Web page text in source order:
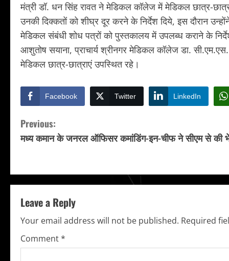
मंत्री डॉ. धन सिंह रावत ने मेडिकल कॉलेज में मेडिकल छात्र-
उनकी दिक्कतों को शीघ्र दूर करने के निर्देश दिये, इस दौरान
मेडिकल संबंधी शोध पत्रों को पुस्तकालय में उपलब्ध कराने के
आशुतोष सयाना, प्राचार्य श्रीनगर मेडिकल कॉलेज डा.
मेडिकल छात्र-छात्राएं उपस्थित रहे।
Facebook Twitter LinkedIn
C
o
n
t
i
n
u
Previous:
मध्य कमान के जनरल ऑफिसर कमांडिंग-इन-चीफ ने सीएम से की
Leave a Reply
Your email address will not be published. Required
Comment*